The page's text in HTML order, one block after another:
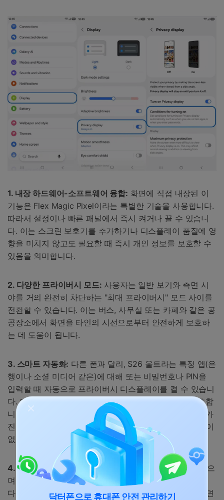
1. 내장 하드웨어-소프트웨어 융합: 화면에 직접 내장된 이
기능은 Flex Magic Pixel이라는 특별한 기술을 사용합니다.
따라서 설정이나 빠른 패널에서 즉시 켜거나 끌 수 있습니
다. 이는 스크린 보호기를 추가하거나 디스플레이 품질에 영
향을 미치지 않고도 필요할 때 즉시 개인 정보를 보호할 수
있음을 의미합니다.
2. 다양한 프라이버시 모드: 사용자는 일반 보기와 측면 시
야를 거의 완전히 차단하는 "최대 프라이버시" 모드 사이를
전환할 수 있습니다. 이는 버스, 사무실 또는 카페와 같은 공
공장소에서 화면을 타인의 시선으로부터 안전하게 보호하
는 데 도움이 됩니다.
3. 스마트 자동화: 다른 폰과 달리, S26 울트라는 특정 앱(은
행이나 소셜 미디어 같은)에 대해 또는 비밀번호나 PIN을
입력할 때 자동으로 프라이버시 디스플레이를 켤 수 있습니
다. 따라서 매번 수동으로 켤 필요 없이 개인 정보를 보호합
니다. 꺼져 있을 때는 화면이 전체 밝기와 넓은 시야각을 가
진 일반 AMOLED 디스플레이처럼 작동하므로 품질 손실이
없습니다.
4. 로컬 쉴드:이 기능은 화면의 특정 영역에 집중할 수 있으
며, 알림의 내용을 흐리거나 숨기는 등의 기능을 제공합니
다. 결과적으로 민감한 알림을 비공개로 유지하면서도 화면
닥터폰으로 휴대폰 안전 관리하기